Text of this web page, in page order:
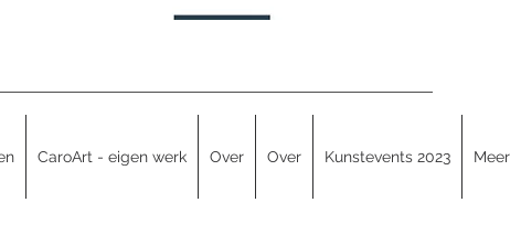
CaroArt - eigen werk Over Over Kunstevents 2023 Meer